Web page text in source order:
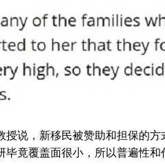
授说，新移民被赞助和担保的
毕竟覆盖面很小，所以普遍性